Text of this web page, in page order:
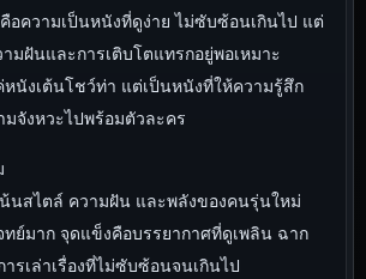
อความเป็นหนังที่ดูง่าย ไม่ซับซ้อนเกินไป แต่
มฝันและการเติบโตแทรกอยู่พอเหมาะ
หนังเต้นโชว์ท่า แต่เป็นหนังที่ให้ความรู้สึก
จังหวะไปพร้อมตัวละคร
นสไตล์ ความฝัน และพลังของคนรุ่นใหม่
ทย์มาก จุดแข็งคือบรรยากาศที่ดูเพลิน ฉาก
รเล่าเรื่องที่ไม่ซับซ้อนจนเกินไป